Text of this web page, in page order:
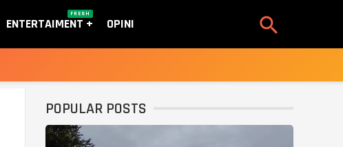
ENTERTAIMENT
FRESH
OPINI 
POPULAR POSTS